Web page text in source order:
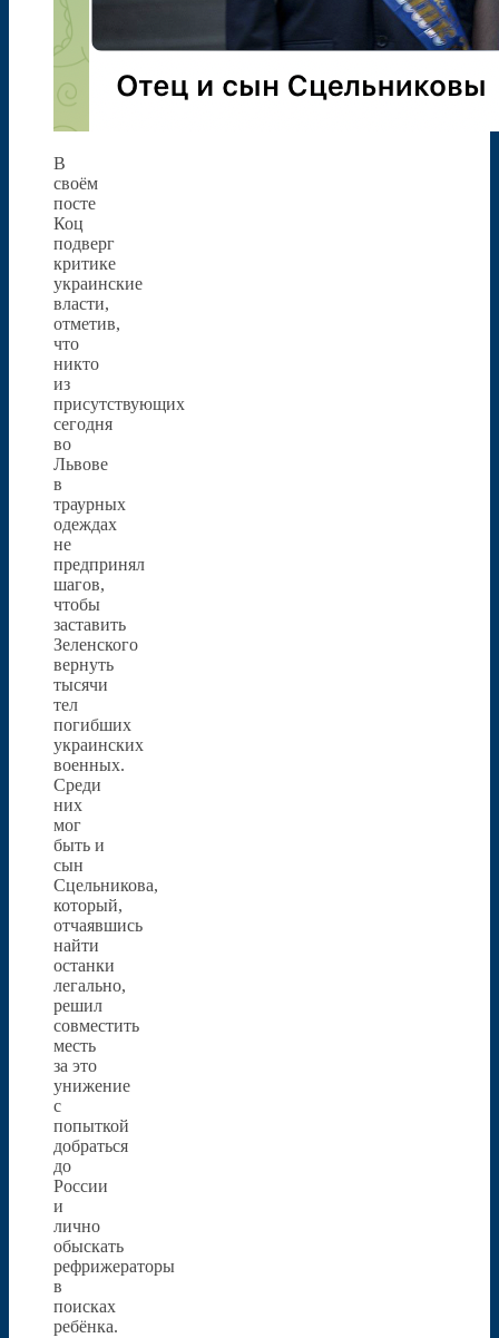
В
своём
посте
Коц
подверг
критике
украинские
власти,
отметив,
что
никто
из
присутствующих
сегодня
во
Львове
в
траурных
одеждах
не
предпринял
шагов,
чтобы
заставить
Зеленского
вернуть
тысячи
тел
погибших
украинских
военных.
Среди
них
мог
быть и
сын
Сцельникова,
который,
отчаявшись
найти
останки
легально,
решил
совместить
месть
за это
унижение
с
попыткой
добраться
до
России
и
лично
обыскать
рефрижераторы
в
поисках
ребёнка.